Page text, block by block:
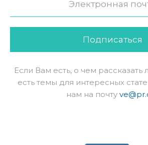
Подписаться
Если Вам есть, о чем
есть темы для интересных
нам на почту